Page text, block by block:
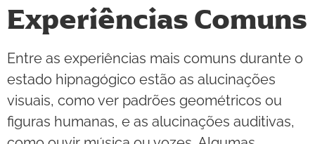
Experiências Comuns
Entre as experiências mais comuns durante o
estado hipnagógico estão as alucinações
visuais, como ver padrões geométricos ou
figuras humanas, e as alucinações auditivas,